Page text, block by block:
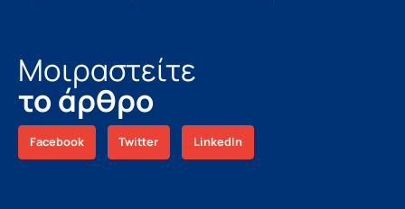
Μοιραστείτε
το άρθρο
Facebook Twitter LinkedIn